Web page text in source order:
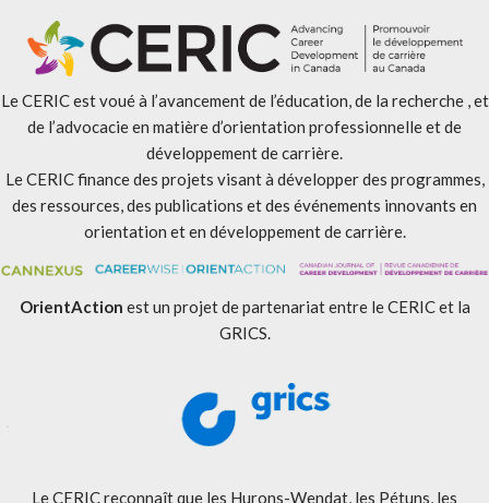
Le CERIC est voué à l’avancement de l’éducation, de la recherche , et
de l’advocacie en matière d’orientation professionnelle et de
développement de carrière.
Le CERIC finance des projets visant à développer des programmes,
des ressources, des publications et des événements innovants en
orientation et en développement de carrière.
OrientAction est un projet de partenariat entre le CERIC et la
GRICS.
Le CERIC reconnaît que les Hurons-Wendat, les Pétuns, les